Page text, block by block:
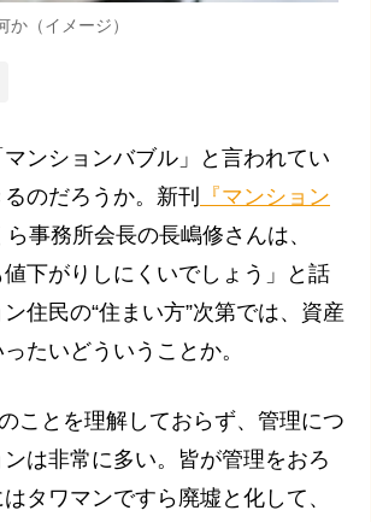
（イメージ）
ンションバブル」と言われてい
のだろうか。新刊
『マンション
事務所会長の長嶋修さんは、
下がりしにくいでしょう」と話
住民の“住まい方”次第では、資産
たいどういうことか。
ことを理解しておらず、管理につ
は非常に多い。皆が管理をおろ
タワマンですら廃墟と化して、